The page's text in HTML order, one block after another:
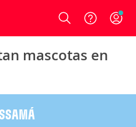
Login
mascotas en